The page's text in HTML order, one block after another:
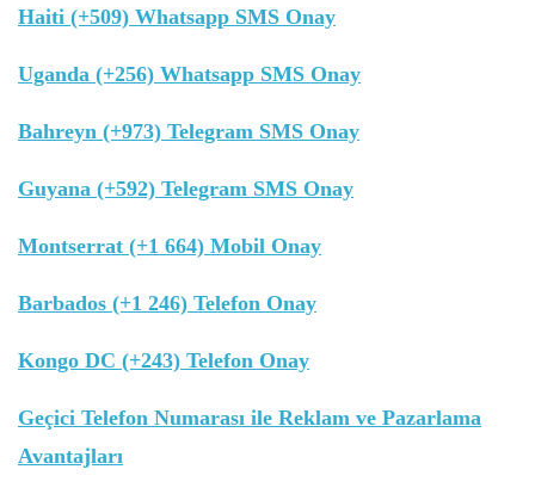
Haiti (+509) Whatsapp SMS Onay
Uganda (+256) Whatsapp SMS Onay
Bahreyn (+973) Telegram SMS Onay
Guyana (+592) Telegram SMS Onay
Montserrat (+1 664) Mobil Onay
Barbados (+1 246) Telefon Onay
Kongo DC (+243) Telefon Onay
Geçici Telefon Numarası ile Reklam ve Pazarlama
Avantajları